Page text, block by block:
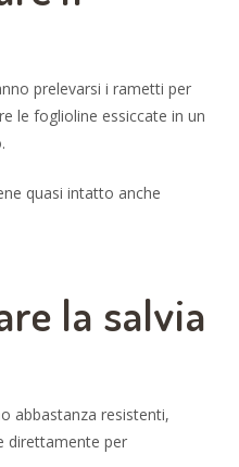
prelevarsi i rametti per
le foglioline essiccate in un
quasi intatto anche
la salvia
abbastanza resistenti,
direttamente per